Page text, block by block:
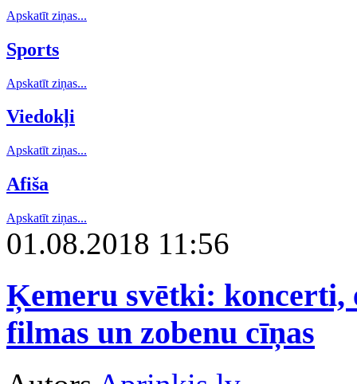
Apskatīt ziņas...
Sports
Apskatīt ziņas...
Viedokļi
Apskatīt ziņas...
Afiša
Apskatīt ziņas...
01.08.2018 11:56
Ķemeru svētki: koncerti,
filmas un zobenu cīņas